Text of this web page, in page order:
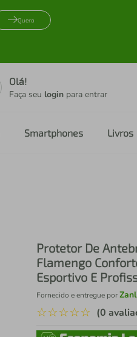
Quero
Olá!
Faça seu login para entrar
Smartphones Livros
Protetor De
Flamengo
Esportivo E
Fornecido e entregue por
☆☆☆☆☆ (0